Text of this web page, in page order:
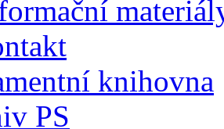
knihovna
PS